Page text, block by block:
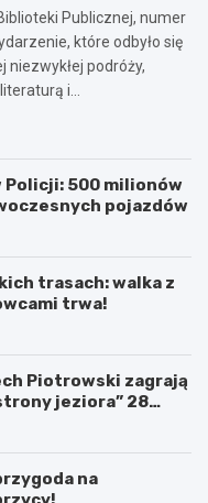
Publicznej, numer
które odbyło się
niezwykłej podróży,
i…
500 milionów
pojazdów
trasach: walka z
trwa!
Piotrowski zagrają
jeziora” 28
na